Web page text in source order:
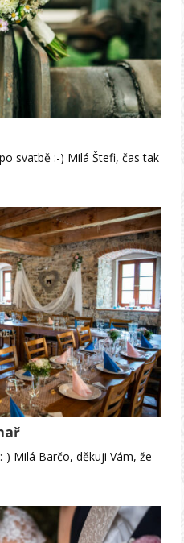
svatbě :-) Milá Štefi, čas tak
) Milá Barčo, děkuji Vám, že